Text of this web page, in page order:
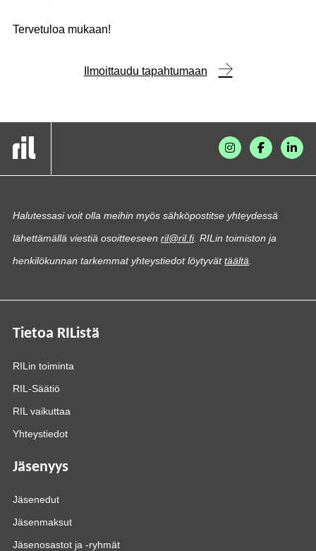
Tervetuloa mukaan!
Ilmoittaudu tapahtumaan
Halutessasi voit olla meihin myös sähköpostitse yhteydessä
lähettämällä viestiä osoitteeseen ril@ril.fi. RILin toimiston ja
henkilökunnan tarkemmat yhteystiedot löytyvättäältä
Tietoa RIListä
RILin toiminta
RIL-Säätiö
RIL vaikuttaa
Yhteystiedot
Jäsenyys
Jäsenedut
Jäsenmaksut
Jäsenosastot ja -ryhmät